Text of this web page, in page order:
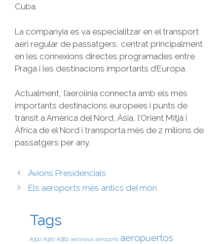
Cuba.
La companyia es va especialitzar en el transport
aeri regular de passatgers, centrat principalment
en les connexions directes programades entre
Praga i les destinacions importants d’Europa.
Actualment, l’aerolínia connecta amb els més
importants destinacions europees i punts de
trànsit a Amèrica del Nord, Àsia, l’Orient Mitjà i
Àfrica de el Nord i transporta més de 2 milions de
passatgers per any.
Avions Presidencials
Els aeroports més antics del món
Tags
A300 A320 A380 aeronaus aeroports aeropuertos